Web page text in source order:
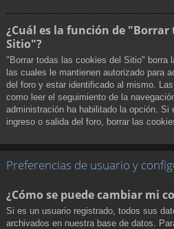
¿Cuál es la función de "Borrar
Sitio"?
"Borrar todas las cookies del Sitio" borra
las cuales le mantienen autorizado para
del foro y estar identificado al mismo.
como leer el seguimiento de la
administración ha habilitado la opción. Si
ingreso o salida del foro, borrar las
Preferencias de usuario y
¿Cómo se puede cambiar mi
Si es un usuario registrado, todos sus
archivados en nuestra base de datos.